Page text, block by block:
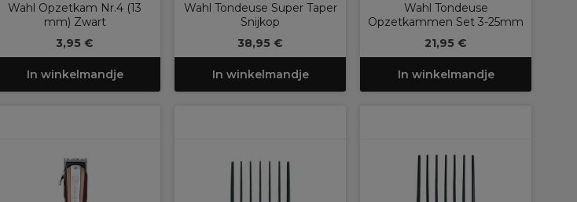
Wahl Opzetkam Nr.4 (13
mm) Zwart
3,95 €
In winkelmandje
Wahl Tondeuse Super Taper
Snijkop
38,95 €
In winkelmandje
Wahl Tondeuse
Opzetkammen Set 3-25mm
21,95 €
In winkelmandje